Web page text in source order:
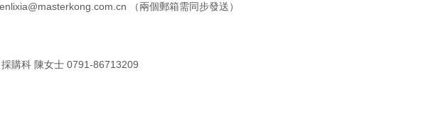
（兩個郵箱需同步發送）
科 陳女士 0791-86713209